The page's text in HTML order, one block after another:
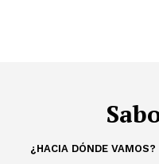
¿HACIA DÓNDE VAMOS?